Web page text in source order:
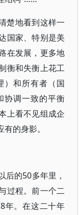
楚地看到这样一
国家、特别是美
在发展，更多地
衡和失衡上花工
）和所有者（国
协调一致的平衡
上看不见组成企
的身影。
后的50多年里，
过程。前一个二
年。在这二十年